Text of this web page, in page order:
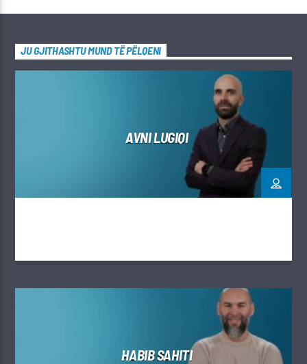
JU GJITHASHTU MUND TË PËLQENI
AVNI LUGIQI
HABIB SAHITI